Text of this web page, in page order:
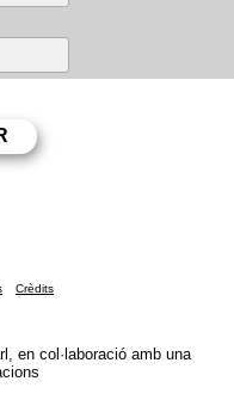
Crèdits
en col·laboració amb una